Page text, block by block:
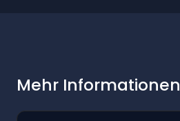
Mehr Informationen